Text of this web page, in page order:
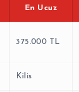
En Ucuz
375.000 TL
Kilis